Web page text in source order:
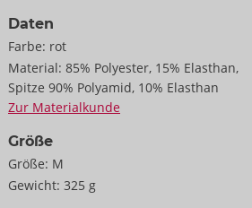
Daten
Farbe: rot
Material: 85% Polyester, 15% Elasthan,
Spitze 90% Polyamid, 10% Elasthan
Zur Materialkunde
Größe
Größe: M
Gewicht: 325 g